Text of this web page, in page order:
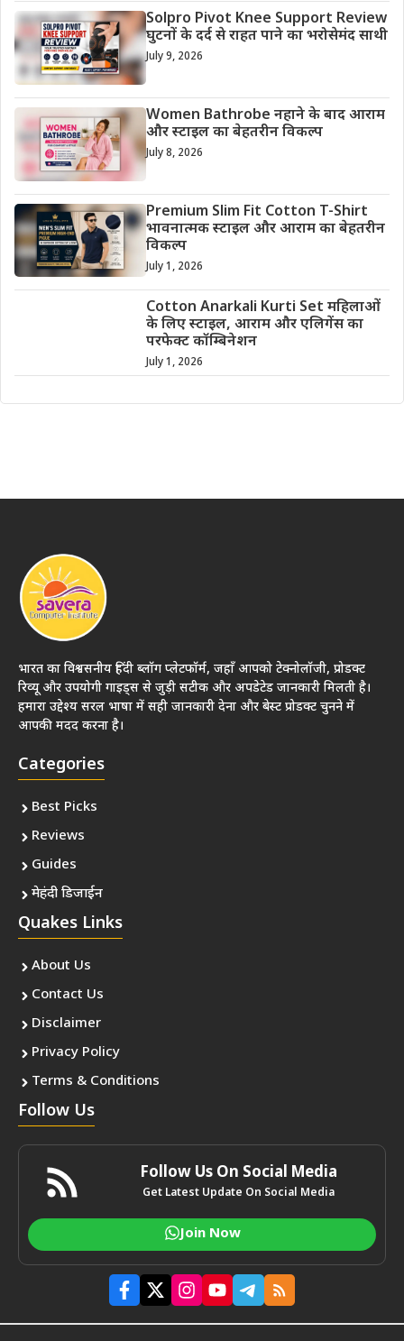
Solpro Pivot Knee Support Review
घुटनों के दर्द से राहत पाने का भरोसेमंद साथी
July 9, 2026
Women Bathrobe नहाने के बाद आराम
और स्टाइल का बेहतरीन विकल्प
July 8, 2026
Premium Slim Fit Cotton T-Shirt
भावनात्मक स्टाइल और आराम का बेहतरीन
विकल्प
July 1, 2026
Cotton Anarkali Kurti Set महिलाओं
के लिए स्टाइल, आराम और एलिगेंस का
परफेक्ट कॉम्बिनेशन
July 1, 2026
भारत का विश्वसनीय हिंदी ब्लॉग प्लेटफॉर्म, जहाँ आपको टेक्नोलॉजी, प्रोडक्ट
रिव्यू और उपयोगी गाइड्स से जुड़ी सटीक और अपडेटेड जानकारी मिलती है।
हमारा उद्देश्य सरल भाषा में सही जानकारी देना और बेस्ट प्रोडक्ट चुनने में
आपकी मदद करना है।
Categories
Best Picks
Reviews
Guides
मेहंदी डिजाईन
Quakes Links
About Us
Contact Us
Disclaimer
Privacy Policy
Terms & Conditions
Follow Us
Follow Us On Social Media
Get Latest Update On Social Media
Join Now